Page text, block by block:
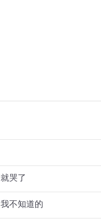
哭了
不知道的